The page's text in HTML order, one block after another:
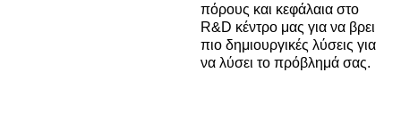
πόρους και κεφάλαια στο
R&D κέντρο μας για να βρει
πιο δημιουργικές λύσεις για
να λύσει το πρόβλημά σας.